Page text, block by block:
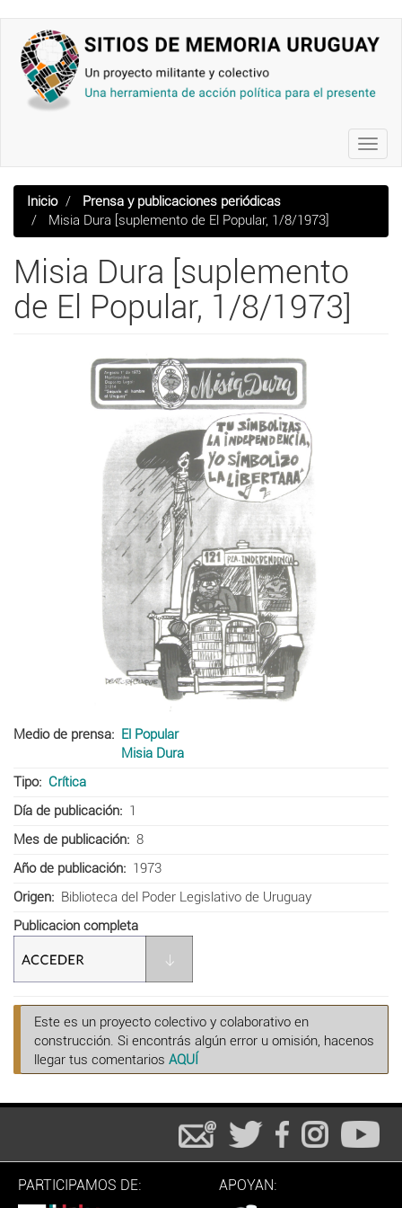
contenido
principal
Inicio
Prensa y publicaciones periódicas
Misia Dura [suplemento de El Popular, 1/8/1973]
Misia Dura [suplemento
de El Popular, 1/8/1973]
Medio de prensa
El Popular
Misia Dura
Tipo
Crítica
Día de publicación
1
Mes de publicación
8
Año de publicación
1973
Origen
Biblioteca del Poder Legislativo de Uruguay
Publicacion completa
Este es un proyecto colectivo y colaborativo en
construcción. Si encontrás algún error u omisión, hacenos
llegar tus comentarios AQUÍ
PARTICIPAMOS DE: APOYAN: